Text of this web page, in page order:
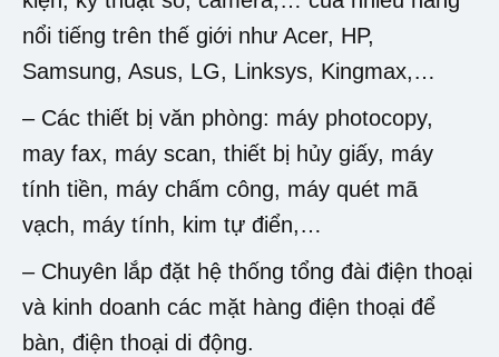
nổi tiếng trên thế giới như Acer, HP,
Samsung, Asus, LG, Linksys, Kingmax,…
– Các thiết bị văn phòng: máy photocopy,
may fax, máy scan, thiết bị hủy giấy, máy
tính tiền, máy chấm công, máy quét mã
vạch, máy tính, kim tự điển,…
– Chuyên lắp đặt hệ thống tổng đài điện thoại
và kinh doanh các mặt hàng điện thoại để
bàn, điện thoại di động.